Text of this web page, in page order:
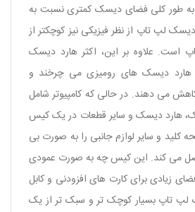
به طور کلی فضای دیسک کمتری نسبت به
لپ تاپ از نظر فیزیکی نیز کوچکتر از
است. علاوه بر این، اکثر هارد دیسک
هارد دیسک های رومیزی می چرخند و
می دهند. در حالی که کامپیوتر شامل
هارد دیسک و سایر قطعات در یک کیس
کلید و سایر لوازم جانبی را به صورت بی
می کند. این کیس چه به صورت عمودی
زیادی برای کارت های افزودنی و کابل
لپ ‌تاپ بسیار کوچک ‌تر و سبک ‌تر از یک